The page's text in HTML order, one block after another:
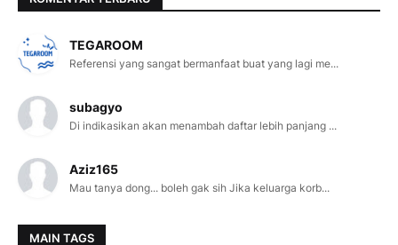
TEGAROOM
Referensi yang sangat bermanfaat buat yang lagi me...
subagyo
Di indikasikan akan menambah daftar lebih panjang ...
Aziz165
Mau tanya dong... boleh gak sih Jika keluarga korb...
MAIN TAGS